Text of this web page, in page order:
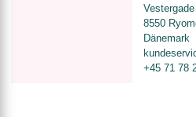
8550
Dänemark
+45 71 78